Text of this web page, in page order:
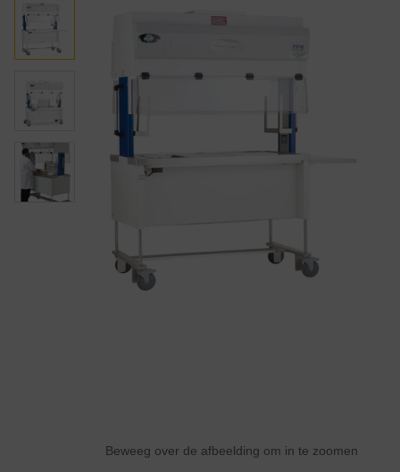
Beweeg over de afbeelding om in te zoomen